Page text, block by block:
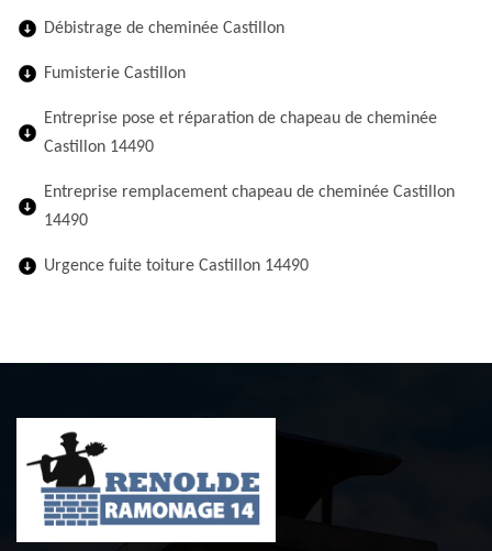
Débistrage de cheminée Castillon
Fumisterie Castillon
Entreprise pose et réparation de chapeau de cheminée
Castillon 14490
Entreprise remplacement chapeau de cheminée Castillon
14490
Urgence fuite toiture Castillon 14490